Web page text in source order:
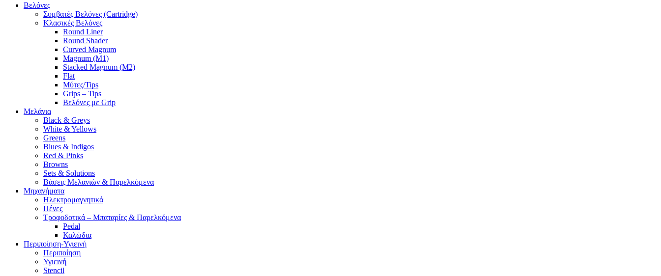
Βελόνες
Συμβατές Βελόνες (Cartridge)
Κλασικές Βελόνες
Round Liner
Round Shader
Curved Magnum
Magnum (M1)
Stacked Magnum (M2)
Flat
Μύτες/Tips
Grips – Tips
Βελόνες με Grip
Μελάνια
Black & Greys
White & Yellows
Greens
Blues & Indigos
Red & Pinks
Browns
Sets & Solutions
Βάσεις Μελανιών & Παρελκόμενα
Μηχανήματα
Ηλεκτρομαγνητικά
Πένες
Τροφοδοτικά – Μπαταρίες & Παρελκόμενα
Pedal
Καλώδια
Περιποίηση-Υγιεινή
Περιποίηση
Υγιεινή
Stencil